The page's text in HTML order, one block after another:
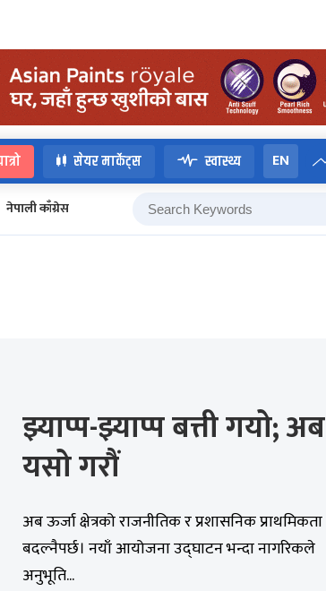
सेयर मार्केट्स स्वास्थ्य EN
नेपाली काँग्रेस
झ्याप्प-झ्याप्प बत्ती गयो; अब
यसो गरौं
अब ऊर्जा क्षेत्रको राजनीतिक र प्रशासनिक प्राथमिकता
बदल्नैपर्छ। नयाँ आयोजना उद्घाटन भन्दा नागरिकले
अनुभूति...